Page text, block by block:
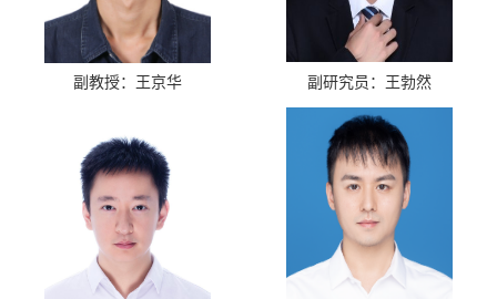
副教授：王京华 副研究员：王勃然